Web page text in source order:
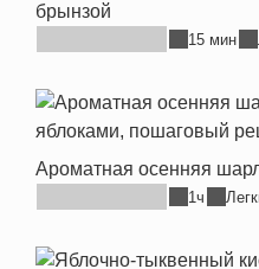
брынзой
15 мин
Ароматная осенняя
1ч